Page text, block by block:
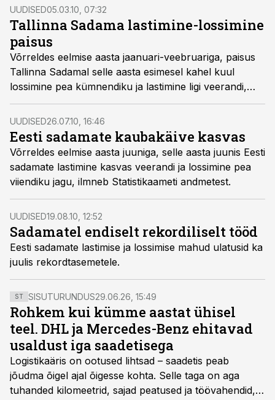
UUDISED05.03.10, 07:32
Tallinna Sadama lastimine-lossimine
paisus
Võrreldes eelmise aasta jaanuari-veebruariga, paisus
Tallinna Sadamal selle aasta esimesel kahel kuul
lossimine pea kümnendiku ja lastimine ligi veerandi,
ilmneb sadama tulemustest.
UUDISED26.07.10, 16:46
Eesti sadamate kaubakäive kasvas
Võrreldes eelmise aasta juuniga, selle aasta juunis Eesti
sadamate lastimine kasvas veerandi ja lossimine pea
viiendiku jagu, ilmneb Statistikaameti andmetest.
UUDISED19.08.10, 12:52
Sadamatel endiselt rekordiliselt tööd
Eesti sadamate lastimise ja lossimise mahud ulatusid ka
juulis rekordtasemetele.
ST SISUTURUNDUS29.06.26, 15:49
Rohkem kui kümme aastat ühisel
teel. DHL ja Mercedes-Benz ehitavad
usaldust iga saadetisega
Logistikaäris on ootused lihtsad – saadetis peab
jõudma õigel ajal õigesse kohta. Selle taga on aga
tuhanded kilomeetrid, sajad peatused ja töövahendid,